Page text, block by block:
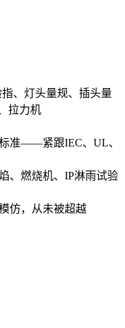
、灯头量规、插头量
拉力机
准——紧跟IEC、UL、
、燃烧机、IP淋雨试验
仿，从未被超越